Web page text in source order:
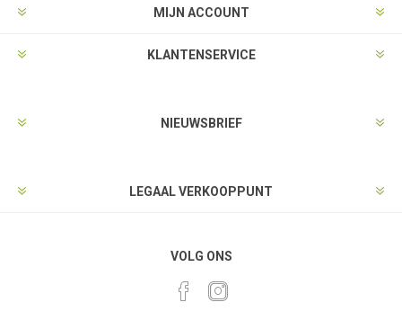
MIJN ACCOUNT
KLANTENSERVICE
NIEUWSBRIEF
LEGAAL VERKOOPPUNT
VOLG ONS